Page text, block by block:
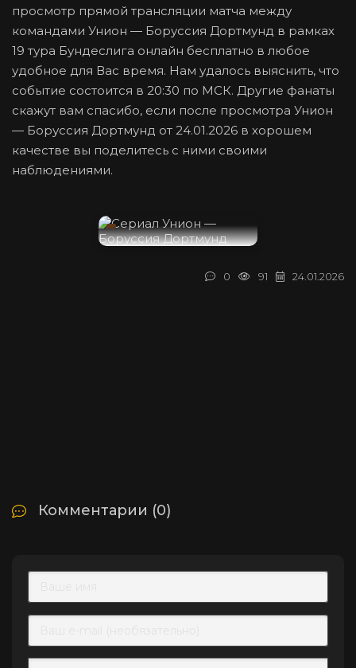
просмотр прямой трансляции матча между
командами Унион — Боруссия Дортмунд в рамках
19 тура Бундеслига онлайн бесплатно в любое
удобное для Вас время. Нам удалось выяснить, что
событие состоится в 20:30 по МСК. Другие фанаты
скажут вам спасибо, если после просмотра Унион
— Боруссия Дортмунд от 24.01.2026 в хорошем
качестве вы поделитесь с ними своими
наблюдениями.
24.01.2026
91
0
Комментарии (0)